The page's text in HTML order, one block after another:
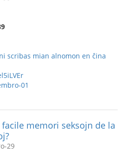
scribas mian alnomon en ĉina
01
memori seksojn de la
29